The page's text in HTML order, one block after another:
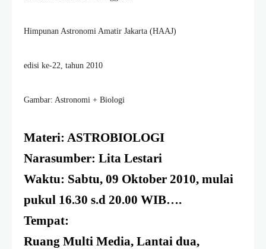
Himpunan Astronomi Amatir Jakarta (HAAJ)
edisi ke-22, tahun 2010
Gambar: Astronomi + Biologi
Materi: ASTROBIOLOGI
Narasumber: Lita Lestari
Waktu: Sabtu, 09 Oktober 2010, mulai
pukul 16.30 s.d 20.00 WIB….
Tempat:
Ruang Multi Media, Lantai dua,